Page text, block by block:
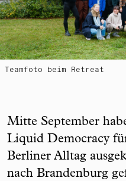
Teamfoto beim Retreat
Mitte September
Liquid Democracy
Berliner Alltag
nach Brandenburg